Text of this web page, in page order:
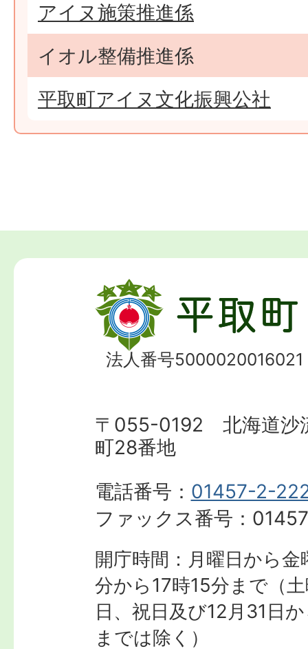
アイヌ施策推進係
イオル整備推進係
平取町アイヌ文化振興公社
法人番号5000020016021
〒055-0192 北海道沙
町28番地
電話番号： 01457-2-
ファックス番号：
開庁時間：月曜日から
分から17時15分まで（
日、祝日及び12月31日
までは除く）